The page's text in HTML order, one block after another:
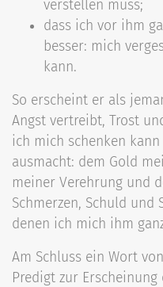
verstellen muss;
dass ich vor ihm
besser: mich
kann.
So erscheint er als
Angst vertreibt, Trost
ich mich schenken
ausmacht: dem Gold
meiner Verehrung und
Schmerzen, Schuld und
denen ich mich ihm
Am Schluss ein Wort
Predigt zur